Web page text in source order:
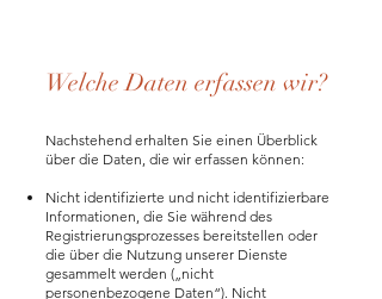
Welche Daten erfassen wir?
Nachstehend erhalten Sie einen Überblick
über die Daten, die wir erfassen können:
Nicht identifizierte und nicht identifizierbare
Informationen, die Sie während des
Registrierungsprozesses bereitstellen oder
die über die Nutzung unserer Dienste
gesammelt werden („nicht
personenbezogene Daten“). Nicht